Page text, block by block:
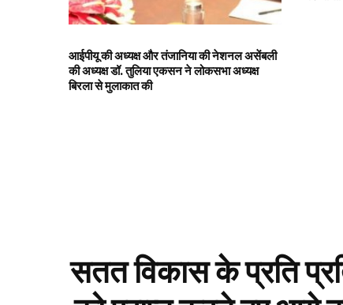
आईपीयू की अध्यक्ष और तंजानिया की नेशनल असेंबली
की अध्यक्ष डॉ. तुलिया एकसन ने लोकसभा अध्यक्ष
बिरला से मुलाकात की
सतत विकास के प्रति